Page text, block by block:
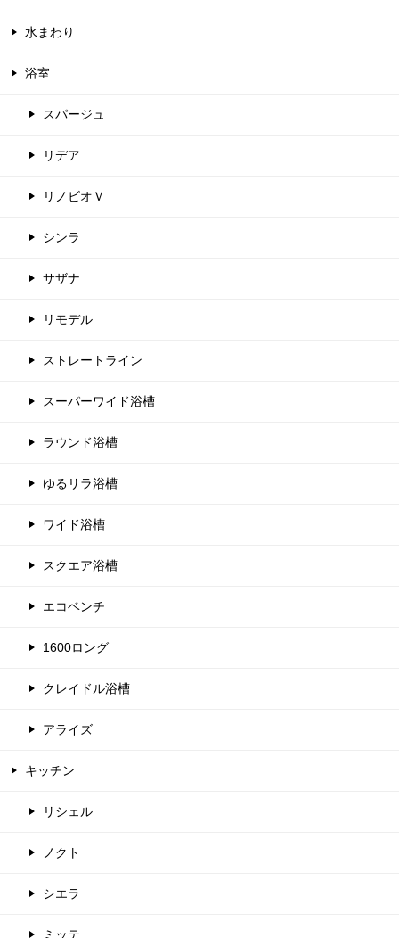
水まわり
浴室
スパージュ
リデア
リノビオＶ
シンラ
サザナ
リモデル
ストレートライン
スーパーワイド浴槽
ラウンド浴槽
ゆるリラ浴槽
ワイド浴槽
スクエア浴槽
エコベンチ
1600ロング
クレイドル浴槽
アライズ
キッチン
リシェル
ノクト
シエラ
ミッテ